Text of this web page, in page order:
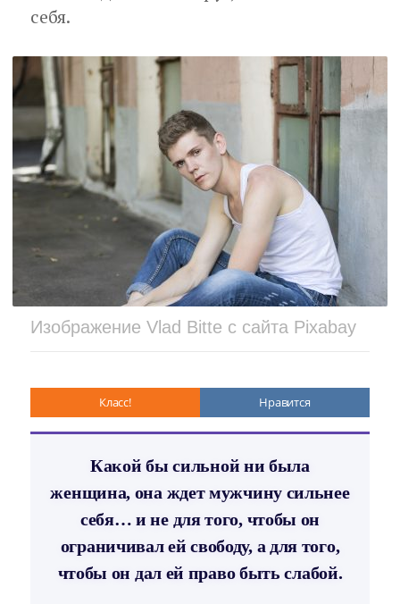
себя.
Изображение Vlad Bitte с сайта Pixabay
Класс! Нравится
Какой бы сильной ни была
женщина, она ждет мужчину сильнее
себя… и не для того, чтобы он
ограничивал ей свободу, а для того,
чтобы он дал ей право быть слабой.